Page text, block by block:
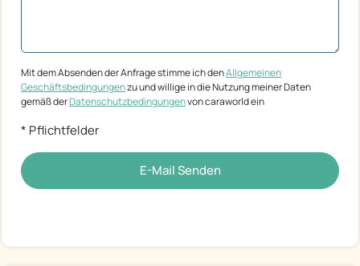
Mit dem Absenden der Anfrage stimme ich denAllgemeinen
Geschäftsbedingungenzu und willige in die Nutzung meiner Daten
gemäß derDatenschutzbedingungenvon caraworld ein
* Pflichtfelder
E-Mail Senden